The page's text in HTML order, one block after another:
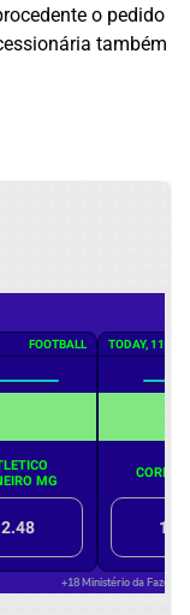
o pedido
também